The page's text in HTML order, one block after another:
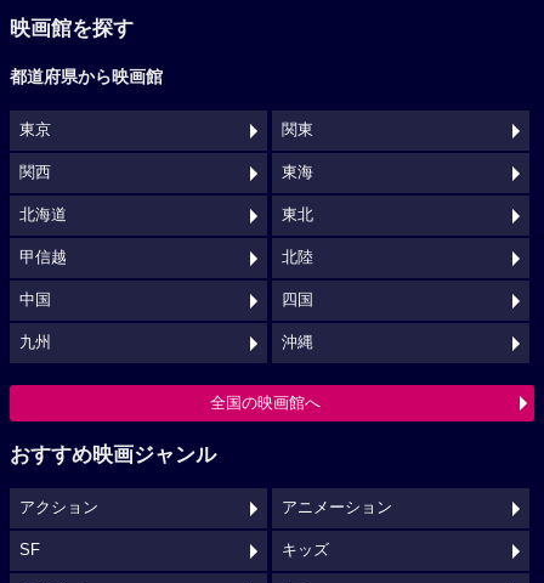
映画館を探す
都道府県から映画館
東京 関東
関西 東海
北海道 東北
甲信越 北陸
中国 四国
九州 沖縄
全国の映画館へ
おすすめ映画ジャンル
アクション アニメーション
SF キッズ